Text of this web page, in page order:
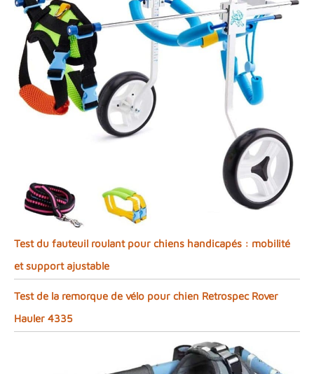
Test du fauteuil roulant pour chiens handicapés : mobilité
et support ajustable
Test de la remorque de vélo pour chien Retrospec Rover
Hauler 4335